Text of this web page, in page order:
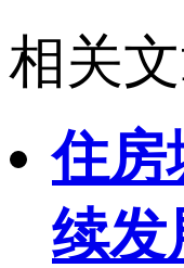
相关文
住房
续发